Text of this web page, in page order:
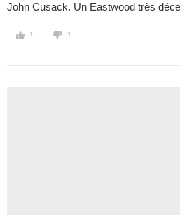
John Cusack. Un Eastwood très
1 1